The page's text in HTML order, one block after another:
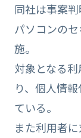
同社は事案
パソコンの
施。
対象となる
り、個人情
ている。
また利用者